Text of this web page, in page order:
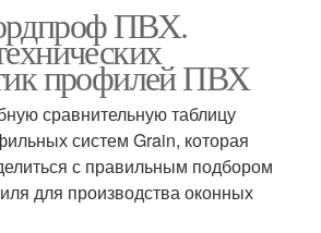
ПВХ.
профилей ПВХ
сравнительную таблицу
систем Grain, которая
с правильным подбором
для производства оконных